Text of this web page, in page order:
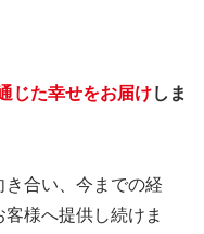
じた幸せをお届けしま
合い、今までの経
様へ提供し続けま